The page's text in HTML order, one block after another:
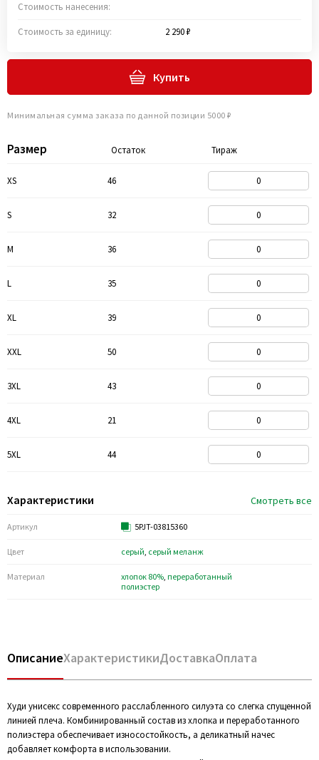
Размер Остаток Тираж
XS 46
S 32
M 36
L 35
XL 39
XXL 50
3XL 43
4XL 21
5XL 44
Характеристики Смотреть все
Артикул 5PJT-03815360
Цвет серый, серый меланж
Материал хлопок 80%, переработанный
полиэстер
Стоимость нанесения:
Стоимость за единицу: 2 290 ₽
Купить
Минимальная сумма заказа по данной позиции 5000 ₽
ОписаниеХарактеристикиДоставкаОплата
Худи унисекс современного расслабленного силуэта со слегка спущенной
линией плеча. Комбинированный состав из хлопка и переработанного
полиэстера обеспечивает износостойкость, а деликатный начес
добавляет комфорта в использовании.